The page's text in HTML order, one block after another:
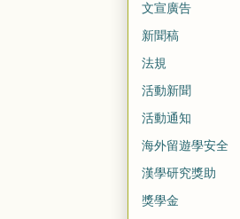
文宣廣告
新聞稿
法規
活動新聞
活動通知
海外留遊學安全
漢學研究獎助
獎學金